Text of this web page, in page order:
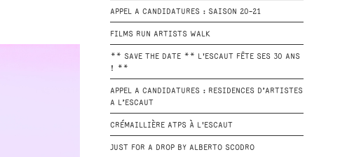
APPEL A CANDIDATURES : SAISON 20-21
FILMS RUN ARTISTS WALK
** SAVE THE DATE ** L'ESCAUT FÊTE SES 30 ANS
! **
APPEL A CANDIDATURES : RESIDENCES D’ARTISTES
A L’ESCAUT
CRÉMAILLIÈRE ATPS À L'ESCAUT
JUST FOR A DROP BY ALBERTO SCODRO